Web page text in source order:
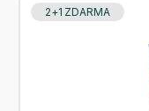
2+1 ZDARMA